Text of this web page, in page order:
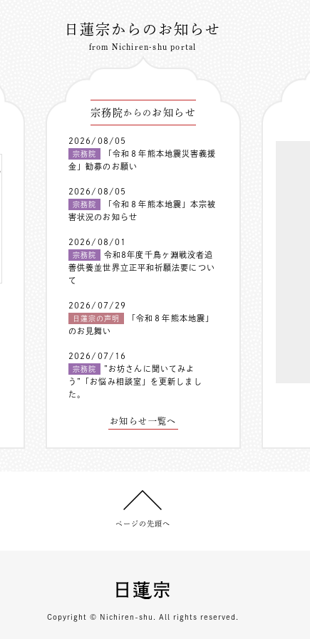
日蓮宗からのお知らせ
from Nichiren-shu portal
宗務院からの お知らせ
2026/08/05
宗務院
「令和８年熊本地震災害義援
金」勧募のお願い
2026/08/05
宗務院
「令和８年熊本地震」本宗被
害状況のお知らせ
2026/08/01
宗務院
令和8年度千鳥ヶ淵戦没者追
善供養並世界立正平和祈願法要につい
て
2026/07/29
日蓮宗の声明
「令和８年熊本地震」
のお見舞い
2026/07/16
宗務院
”お坊さんに聞いてみよ
う”「お悩み相談室」を更新しまし
た。
お知らせ一覧へ
ページの先頭へ
Copyright © Nichiren-shu. All rights reserved.